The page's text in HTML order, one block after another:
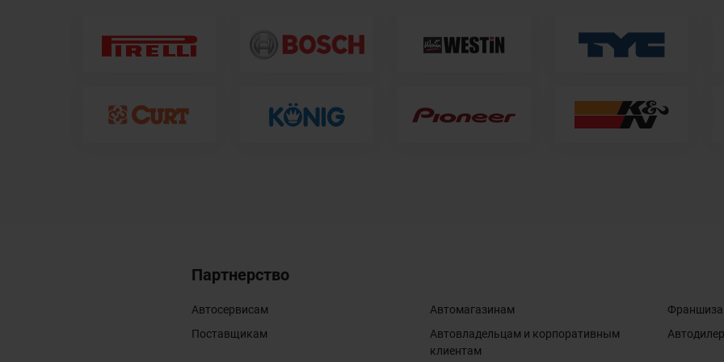
Партнерство
Автосервисам
Поставщикам
Автомагазинам
Автовладельцам и корпоративным
клиентам
Франшиза